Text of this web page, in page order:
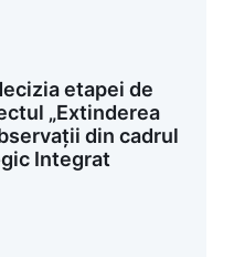
etapei de
„Extinderea
din cadrul
Integrat